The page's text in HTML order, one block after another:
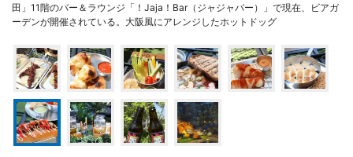
田」11階のバー＆ラウンジ「！Jaja！Bar（ジャジャバー）」で現在、ビアガ
ーデンが開催されている。大阪風にアレンジしたホットドッグ